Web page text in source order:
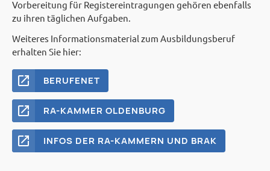
Vorbereitung für Registereintragungen gehören ebenfalls
zu ihren täglichen Aufgaben.
Weiteres Informationsmaterial zum Ausbildungsberuf
erhalten Sie hier:
BERUFENET
RA-KAMMER OLDENBURG
INFOS DER RA-KAMMERN UND BRAK